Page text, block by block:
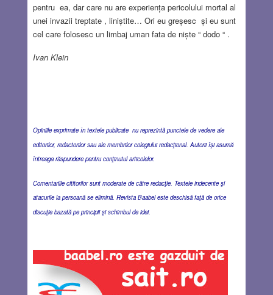
pentru ea, dar care nu are experiența pericolului mortal al
unei invazii treptate , liniștite… Ori eu greșesc și eu sunt
cel care folosesc un limbaj uman fata de niște “ dodo “ .
Ivan Klein
Opiniile exprimate în textele publicate nu reprezintă punctele de vedere ale
editorilor, redactorilor sau ale membrilor colegiului redacţional. Autorii îşi asumă
întreaga răspundere pentru conţinutul articolelor.
Comentariile cititorilor sunt moderate de către redacţie. Textele indecente şi
atacurile la persoană se elimină. Revista Baabel este deschisă faţă de orice
discuţie bazată pe principii şi schimbul de idei.